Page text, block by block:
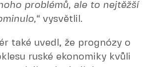
problémů, ale to nejtěžší
vysvětlil.
také uvedl, že prognózy o
ruské ekonomiky kvůli